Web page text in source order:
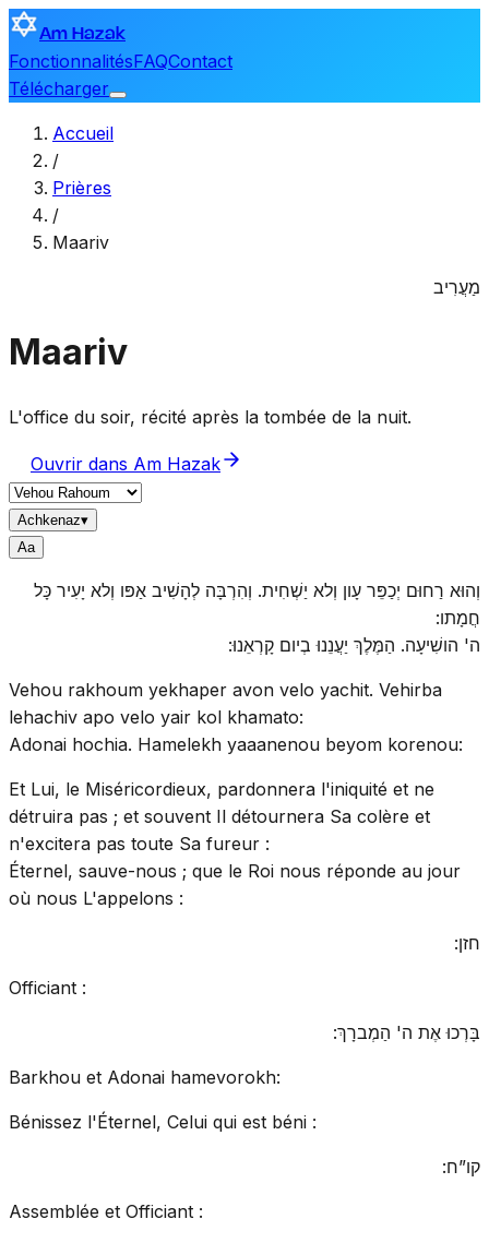
Am Hazak
FonctionnalitésFAQContact
Télécharger
Accueil
/
Prières
/
Maariv
מַעֲרִיב
Maariv
L'office du soir, récité après la tombée de la nuit.
Ouvrir dans Am Hazak
Achkenaz▾
Aa
וְהוּא רַחוּם יְכַפֵּר עָון וְלא יַשְׁחִית. וְהִרְבָּה לְהָשִׁיב אַפּו וְלא יָעִיר כָּל
חֲמָתו:
ה' הושִׁיעָה. הַמֶּלֶךְ יַעֲנֵנוּ בְיום קָרְאֵנוּ:
Vehou rakhoum yekhaper avon velo yachit. Vehirba
lehachiv apo velo yair kol khamato:
Adonai hochia. Hamelekh yaaanenou beyom korenou:
Et Lui, le Miséricordieux, pardonnera l'iniquité et ne
détruira pas ; et souvent Il détournera Sa colère et
n'excitera pas toute Sa fureur :
Éternel, sauve-nous ; que le Roi nous réponde au jour
où nous L'appelons :
חזן:
Officiant :
בָּרְכוּ אֶת ה' הַמְברָךְ:
Barkhou et Adonai hamevorokh:
Bénissez l'Éternel, Celui qui est béni :
קו”ח:
Assemblée et Officiant :